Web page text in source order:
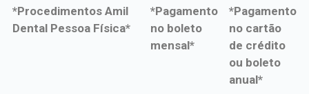
*Procedimentos Amil
Dental Pessoa Física*
*Pagamento
no boleto
mensal*
*Pagamento
no cartão
de crédito
ou boleto
anual*